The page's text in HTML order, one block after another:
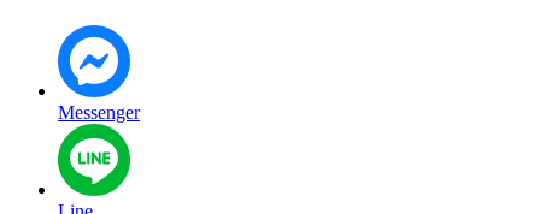
Messenger